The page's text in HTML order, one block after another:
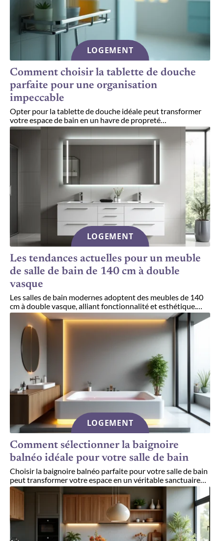
LOGEMENT
Comment choisir la tablette de douche
parfaite pour une organisation
impeccable
Opter pour la tablette de douche idéale peut transformer
votre espace de bain en un havre de propreté
LOGEMENT
Les tendances actuelles pour un meuble
de salle de bain de 140 cm à double
vasque
Les salles de bain modernes adoptent des meubles de 140
cm à double vasque, alliant fonctionnalité et esthétique.…
LOGEMENT
Comment sélectionner la baignoire
balnéo idéale pour votre salle de bain
Choisir la baignoire balnéo parfaite pour votre salle de bain
peut transformer votre espace en un véritable sanctuaire…